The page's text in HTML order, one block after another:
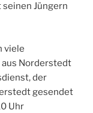
Jüngern
viele
Norderstedt
der
gesendet
Uhr